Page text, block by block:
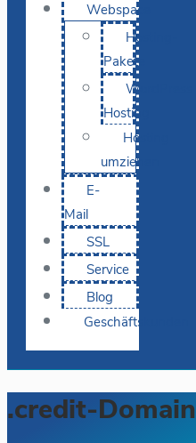
Webspace
Hosting-
Pakete
WordPress
Hosting
Hosting
umziehen
E-
Mail
SSL
Service
Blog
Geschäftskunden
.credit-Domain